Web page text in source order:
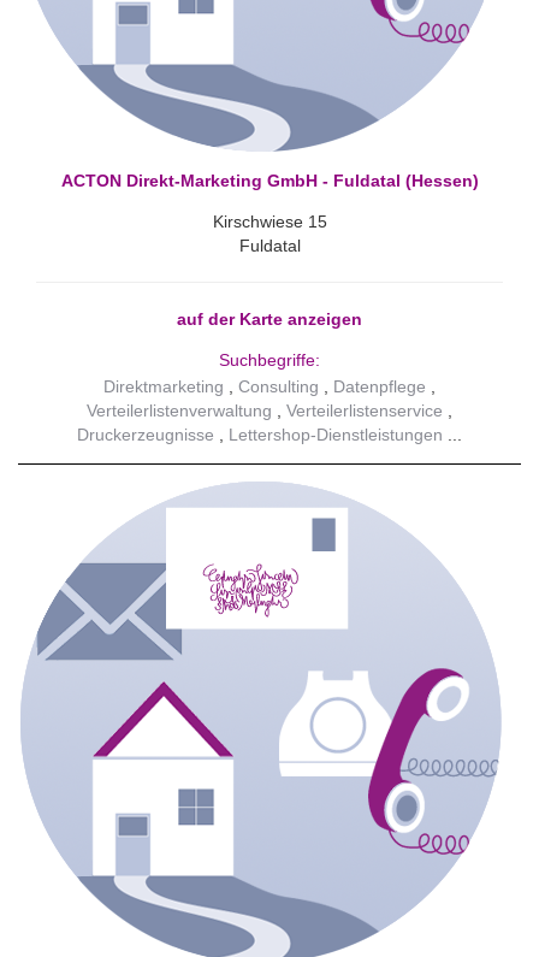
ACTON Direkt-Marketing GmbH - Fuldatal (Hessen)
Kirschwiese 15
Fuldatal
auf der Karte anzeigen
Suchbegriffe:
Direktmarketing
Consulting
Datenpflege
Verteilerlistenverwaltung
Verteilerlistenservice
Druckerzeugnisse
Lettershop-Dienstleistungen